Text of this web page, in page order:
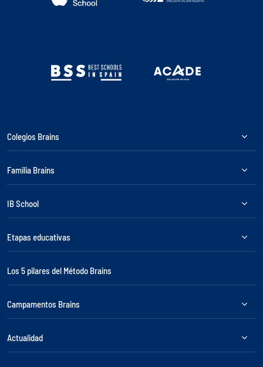
Colegios Brains
Familia Brains
IB School
Etapas educativas
Los 5 pilares del Método Brains
Campamentos Brains
Actualidad